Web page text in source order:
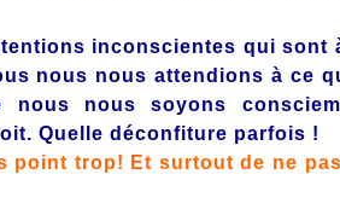
inconscientes qui sont
nous nous attendions à ce
nous soyons
Quelle déconfiture parfois !
point trop! Et surtout de ne